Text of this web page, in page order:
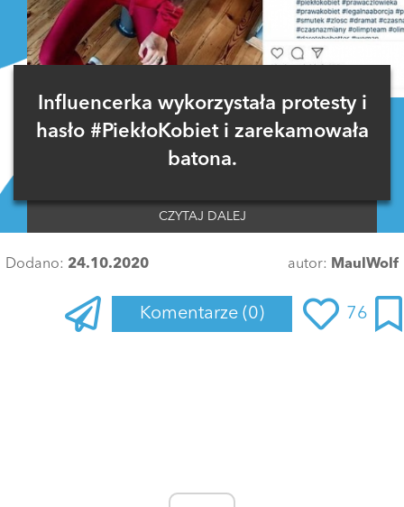
Influencerka wykorzystała protesty i
hasło #PiekłoKobiet i zarekamowała
batona.
CZYTAJ DALEJ
Dodano: 24.10.2020 autor: MaulWolf
Komentarze (0) 76